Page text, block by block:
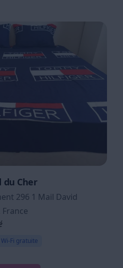
du Cher
296 1 Mail David
Fi gratuite